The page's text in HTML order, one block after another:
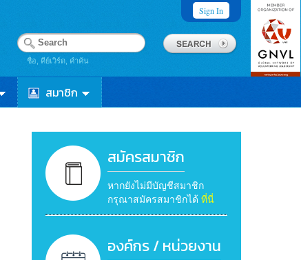
Sign In
ชื่อ, คีย์เวิร์ด, คำค้น
สมาชิก
สมัครสมาชิก
หากยังไม่มีบัญชีสมาชิก
กรุณาสมัครสมาชิกได้ ที่นี่
องค์กร / หน่วยงาน